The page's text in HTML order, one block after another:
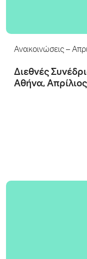
Ανακοινώσεις –
Διεθνές
Αθήνα,